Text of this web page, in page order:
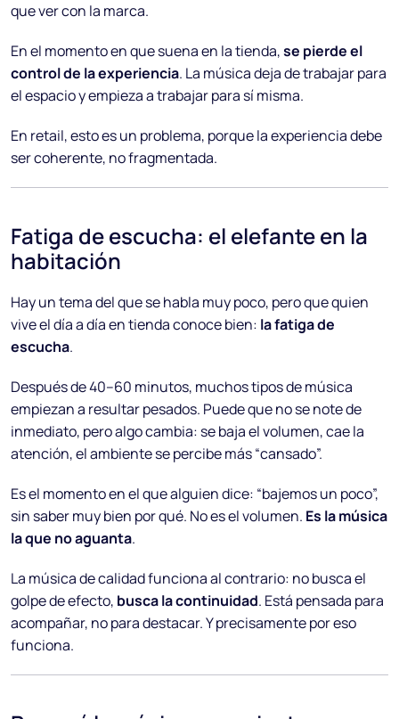
que ver con la marca.
En el momento en que suena en la tienda,se pierde el
control de la experiencia. La música deja de trabajar para
el espacio y empieza a trabajar para sí misma.
En retail, esto es un problema, porque la experiencia debe
ser coherente, no fragmentada.
Fatiga de escucha: el elefante en la
habitación
Hay un tema del que se habla muy poco, pero que quien
vive el día a día en tienda conoce bien: la fatiga de
escucha.
Después de 40–60 minutos, muchos tipos de música
empiezan a resultar pesados. Puede que no se note de
inmediato, pero algo cambia: se baja el volumen, cae la
atención, el ambiente se percibe más “cansado”.
Es el momento en el que alguien dice: “bajemos un poco”,
sin saber muy bien por qué. No es el volumen. Es la música
la que no aguanta.
La música de calidad funciona al contrario: no busca el
golpe de efecto, busca la continuidad. Está pensada para
acompañar, no para destacar. Y precisamente por eso
funciona.